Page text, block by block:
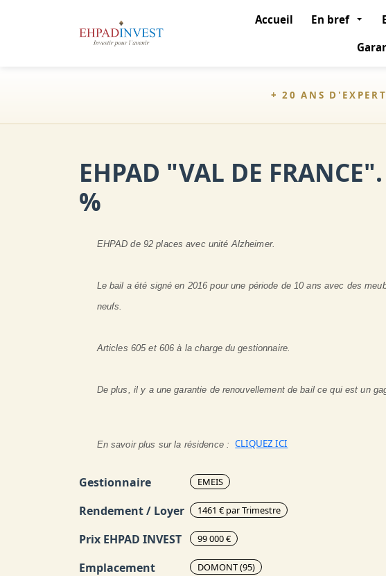
Accueil En bref
+ 20 ANS
EHPAD "VAL DE
%
EHPAD de 92 places avec unité Alzheimer.
Le bail a été signé en 2016 pour une période de 10 ans avec des
neufs.
Articles 605 et 606 à la charge du gestionnaire.
De plus, il y a une garantie de renouvellement de bail ce qui est un
En savoir plus sur la résidence :CLIQUEZ ICI
Gestionnaire EMEIS
Rendement / Loyer 1461 € par Trimestre
Prix EHPAD INVEST 99 000 €
Emplacement DOMONT (95)